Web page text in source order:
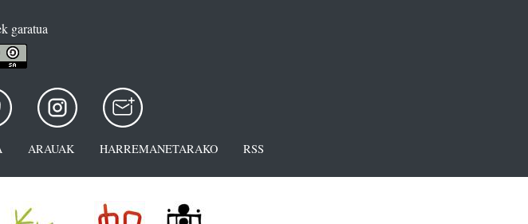
garatua
ARAUAK HARREMANETARAKO RSS